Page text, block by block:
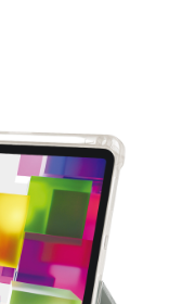
のあるTPUを
ス。